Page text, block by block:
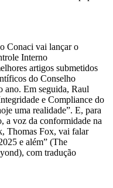
Conaci vai lançar o
Interno
artigos submetidos
do Conselho
Em seguida, Raul
e Compliance do
uma realidade”. E, para
a voz da conformidade na
Thomas Fox, vai falar
e além” (The
com tradução